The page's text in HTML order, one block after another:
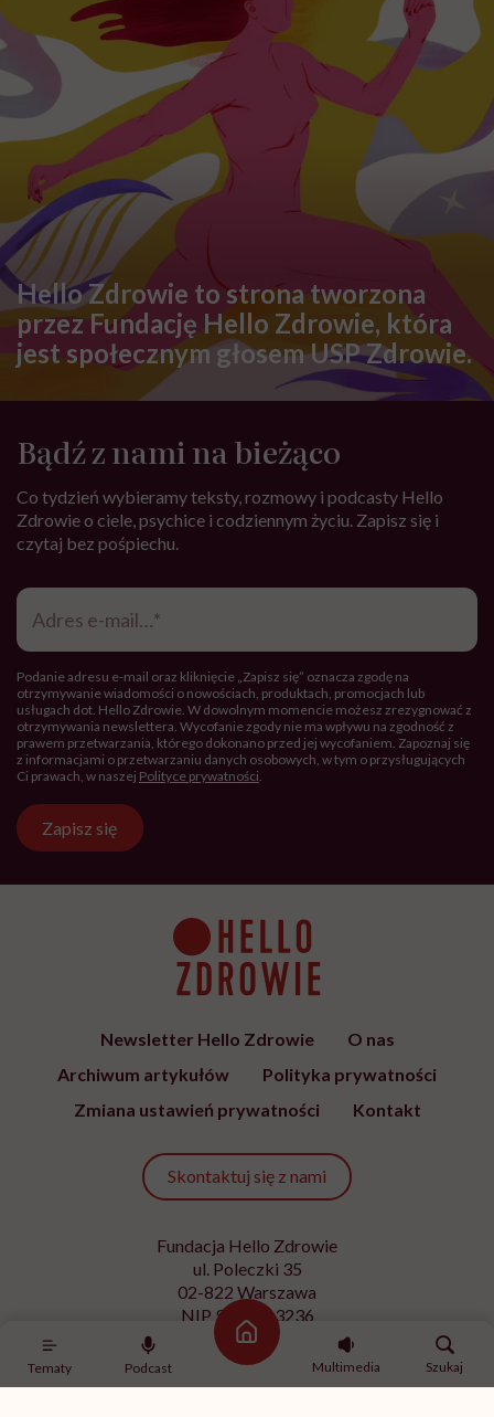
Tematy Podcast
Strona główna
Multimedia
Szukaj
Hello Zdrowie to strona tworzona
przez Fundację Hello Zdrowie, która
jest społecznym głosem USP Zdrowie.
Bądź z nami na bieżąco
Co tydzień wybieramy teksty, rozmowy i podcasty Hello
Zdrowie o ciele, psychice i codziennym życiu. Zapisz się i
czytaj bez pośpiechu.
Adres
mail*
Podanie adresu e-mail oraz kliknięcie „Zapisz się” oznacza zgodę na
otrzymywanie wiadomości o nowościach, produktach, promocjach lub
usługach dot. Hello Zdrowie. W dowolnym momencie możesz zrezygnować z
otrzymywania newslettera. Wycofanie zgody nie ma wpływu na zgodność z
prawem przetwarzania, którego dokonano przed jej wycofaniem. Zapoznaj się
z informacjami o przetwarzaniu danych osobowych, w tym o przysługujących
Ci prawach, w naszej Polityce prywatności.
Zapisz się
Newsletter Hello Zdrowie
O nas
Archiwum artykułów
Polityka prywatności
Zmiana ustawień prywatności
Kontakt
Skontaktuj się z nami
Fundacja Hello Zdrowie
ul. Poleczki 35
02-822 Warszawa
NIP 9512613236
Kontakt z redakcją
redakcja@hellozdrowie.pl